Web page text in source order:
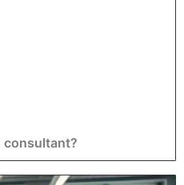
consultant?